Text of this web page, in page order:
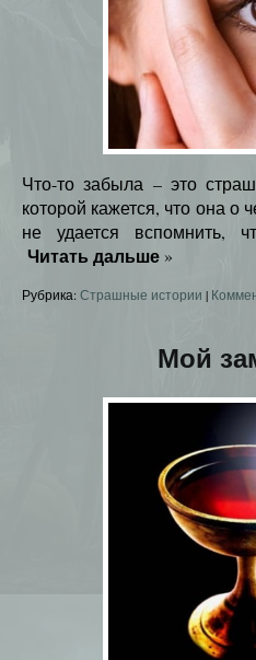
Что-то забыла – это
которой кажется, что она о
не удается вспомнить,
Читать дальше »
Рубрика:Страшные истории |
Мой